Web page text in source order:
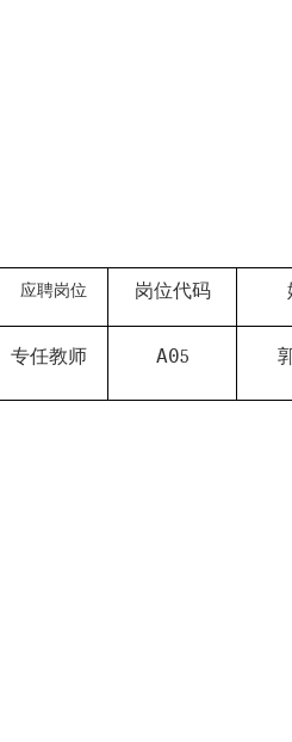
应聘岗位 岗位代码
专任教师 A05